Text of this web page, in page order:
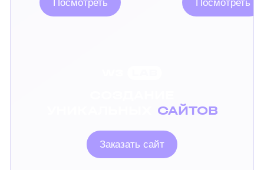
Посмотреть Посмотреть
САЙТОВ
Заказать сайт